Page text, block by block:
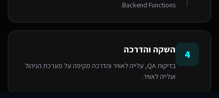
Backend Functions.
4 השקה והדרכה
בדיקות QA, עלייה לאוויר והדרכה מקיפה על מערכת הניהול
ועלייה לאוויר.